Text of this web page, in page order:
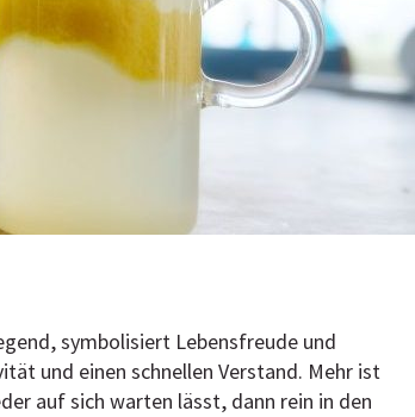
symbolisiert Lebensfreude und
und einen schnellen Verstand. Mehr ist
auf sich warten lässt, dann rein in den